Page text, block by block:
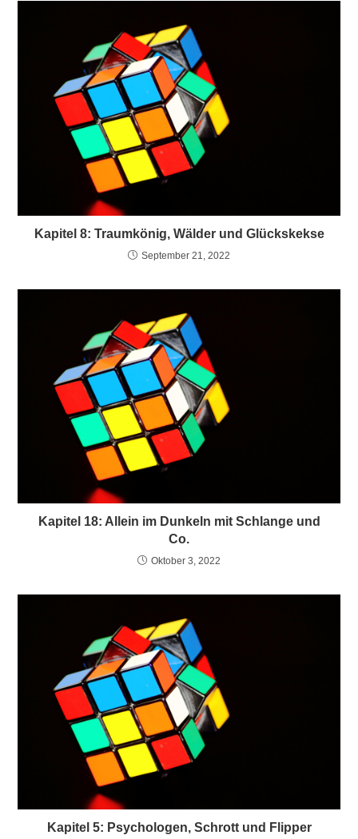
Kapitel 8: Traumkönig, Wälder und Glückskekse
September 21, 2022
Kapitel 18: Allein im Dunkeln mit Schlange und
Co.
Oktober 3, 2022
Kapitel 5: Psychologen, Schrott und Flipper